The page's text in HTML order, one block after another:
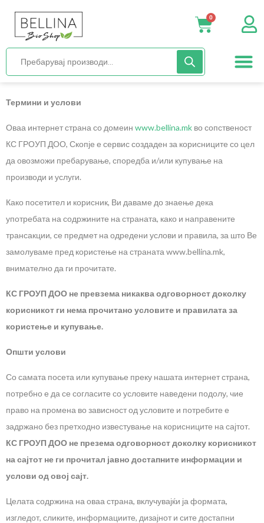
0
Термини и услови
Оваа интернет страна со домеин www.bellina.mk во сопственост
КС ГРОУП ДОО, Скопје е сервис создаден за корисниците со цел
да овозможи пребарување, споредба и/или купување на
производи и услуги.
Како посетител и корисник, Ви даваме до знаење дека
употребата на содржините на страната, како и направените
трансакции, се предмет на одредени услови и правила, за што Ве
замолуваме пред користење на страната www.bellina.mk,
внимателно да ги прочитате.
КС ГРОУП ДОО не превзема никаква одговорност доколку
корисникот ги нема прочитано условите и правилата за
користење и купување.
Општи услови
Со самата посета или купување преку нашата интернет страна,
потребно е да се согласите со условите наведени подолу, чие
право на промена во зависност од условите и потребите е
задржано без претходно известување на корисниците на сајтот.
КС ГРОУП ДОО не презема одговорност доколку корисникот
на сајтот не ги прочитал јавно достапните информации и
услови од овој сајт.
Целата содржина на оваа страна, вклучувајќи ја формата,
изгледот, сликите, информациите, дизајнот и сите достапни